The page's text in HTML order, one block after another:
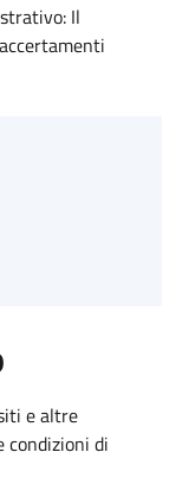
Il
e altre
di